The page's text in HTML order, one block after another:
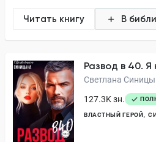
Читать книгу В
Развод в 40. Я
Светлана
127.3K зн.
ВЛАСТНЫЙ ГЕРОЙ